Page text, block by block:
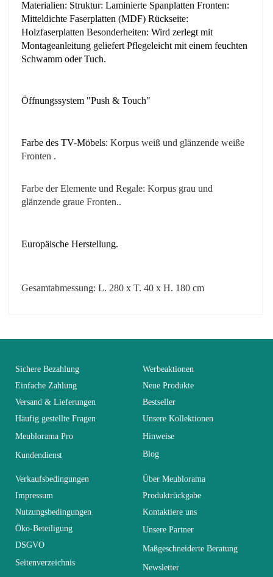
Materialien: Struktur: Laminierte Spanplatten Fronten:
Mitteldichte Faserplatten (MDF) Rückseite:
Holzfaserplatten Besonderheiten: Wird zerlegt mit
Montageanleitung geliefert Pflegeleicht mit einem feuchten
Schwamm oder Tuch.
Öffnungssystem "Push & Touch"
Farbe des TV-Möbels: Korpus weiß und glänzende weiße
Fronten .
Farbe der Elemente und Regale: Korpus grau und
glänzende graue Fronten..
Europäische Herstellung.
Gesamtabmessung: L. 280 x T. 40 x H. 180 cm
Alter Erwachsener
Kollektion SWITCH
Farben Weiß
Lieferzeiten (Anz.
Tage)
0
Abmessungen 280x180x40
Elektrisch Nicht elektrisch
You Must Login To Review
Sichere Bezahlung
Einfache Zahlung
Versand & Lieferungen
Häufig gestellte Fragen
Meublorama Pro
Kundendienst
Werbeaktionen
Neue Produkte
Bestseller
Unsere Kollektionen
Hinweise
Blog
Verkaufsbedingungen
Impressum
Nutzungsbedingungen
Öko-Beteiligung
DSGVO
Seitenverzeichnis
Über Meublorama
Produktrückgabe
Kontaktiere uns
Unsere Partner
Maßgeschneiderte Beratung
Newsletter